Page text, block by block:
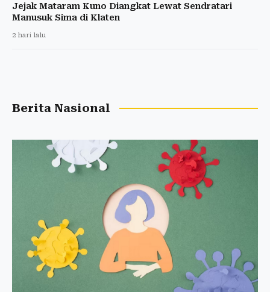
Jejak Mataram Kuno Diangkat Lewat Sendratari
Manusuk Sima di Klaten
2 hari lalu
Berita Nasional